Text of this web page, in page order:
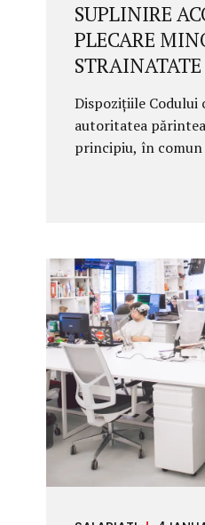
SUPLINIRE
PLECARE
STRAINATATE
Dispozițiile Codului
autoritatea
principiu, în
etc., se iau de
Însă, în situația în
refuză, în mod
consimțământul
activități din sfera
anterior, este
manifesta
judecată poate să
acestuia.
părintelui este
de judecată